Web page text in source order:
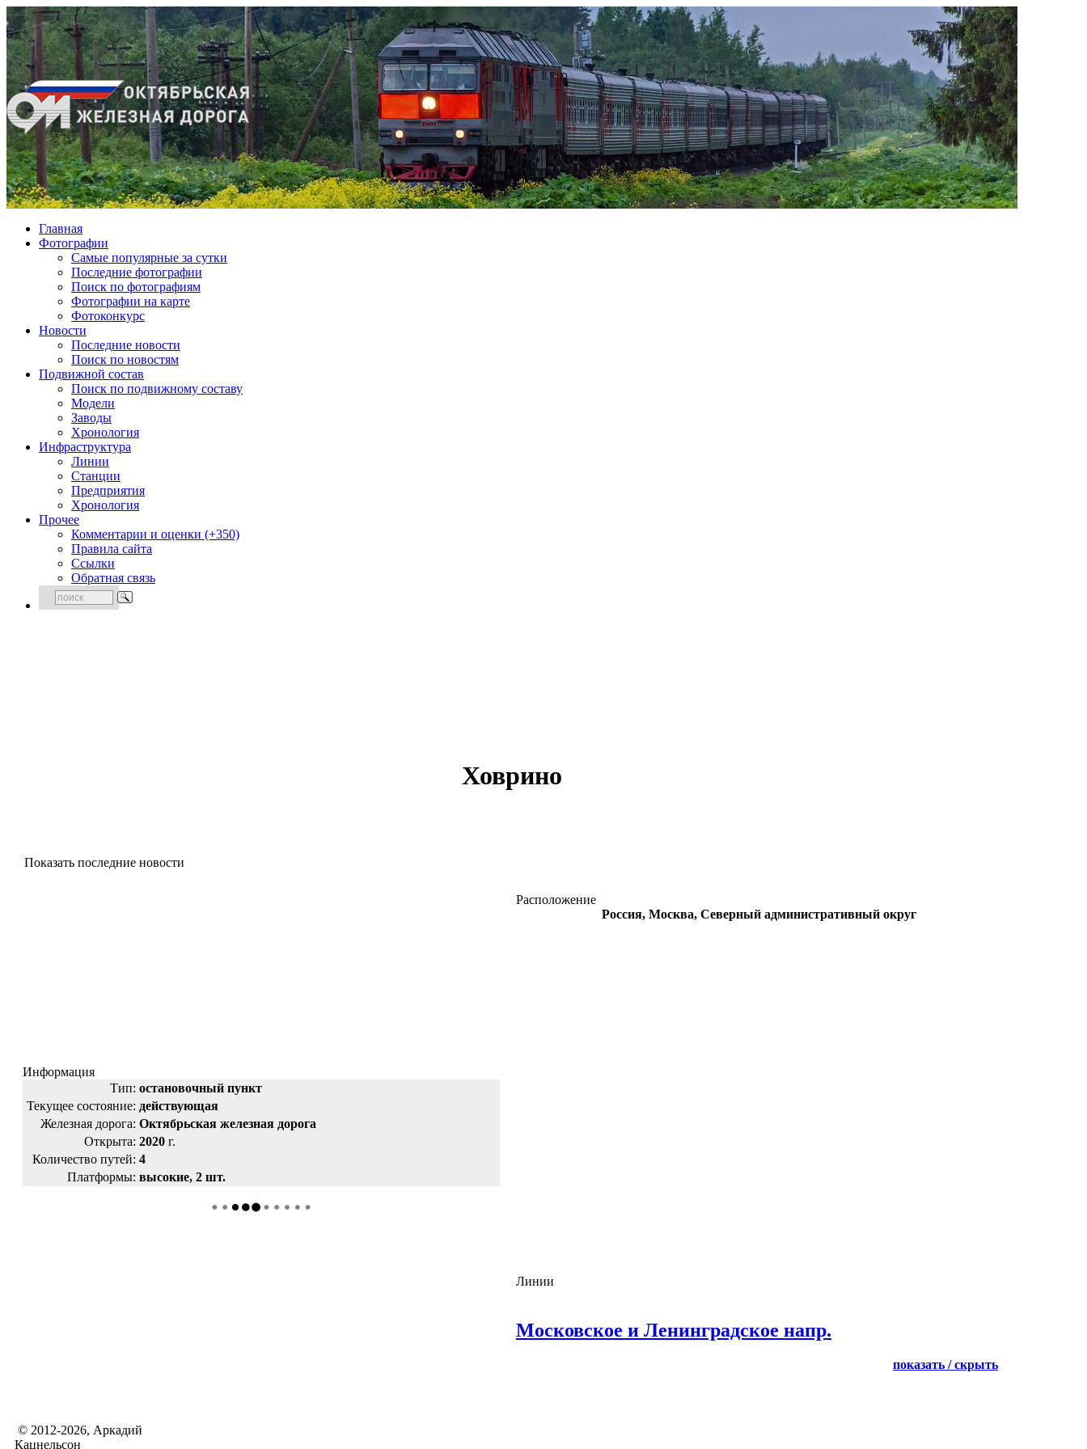
Главная
Фотографии
Cамые популярные за сутки
Последние фотографии
Поиск по фотографиям
Фотографии на карте
Фотоконкурс
Новости
Последние новости
Поиск по новостям
Подвижной состав
Поиск по подвижному составу
Модели
Заводы
Хронология
Инфраструктура
Линии
Станции
Предприятия
Хронология
Прочее
Комментарии и оценки (+350)
Правила сайта
Ссылки
Обратная связь
Ховрино
Показать последние новости
Информация
Тип: остановочный пункт
Текущее состояние: действующая
Железная дорога: Октябрьская железная дорога
Открыта: 2020 г.
Количество путей: 4
Платформы: высокие, 2 шт.
Расположение
Россия, Москва, Северный административный округ
Линии
Московское и Ленинградское напр.
показать / скрыть
© 2012-2026, Аркадий
Кацнельсон